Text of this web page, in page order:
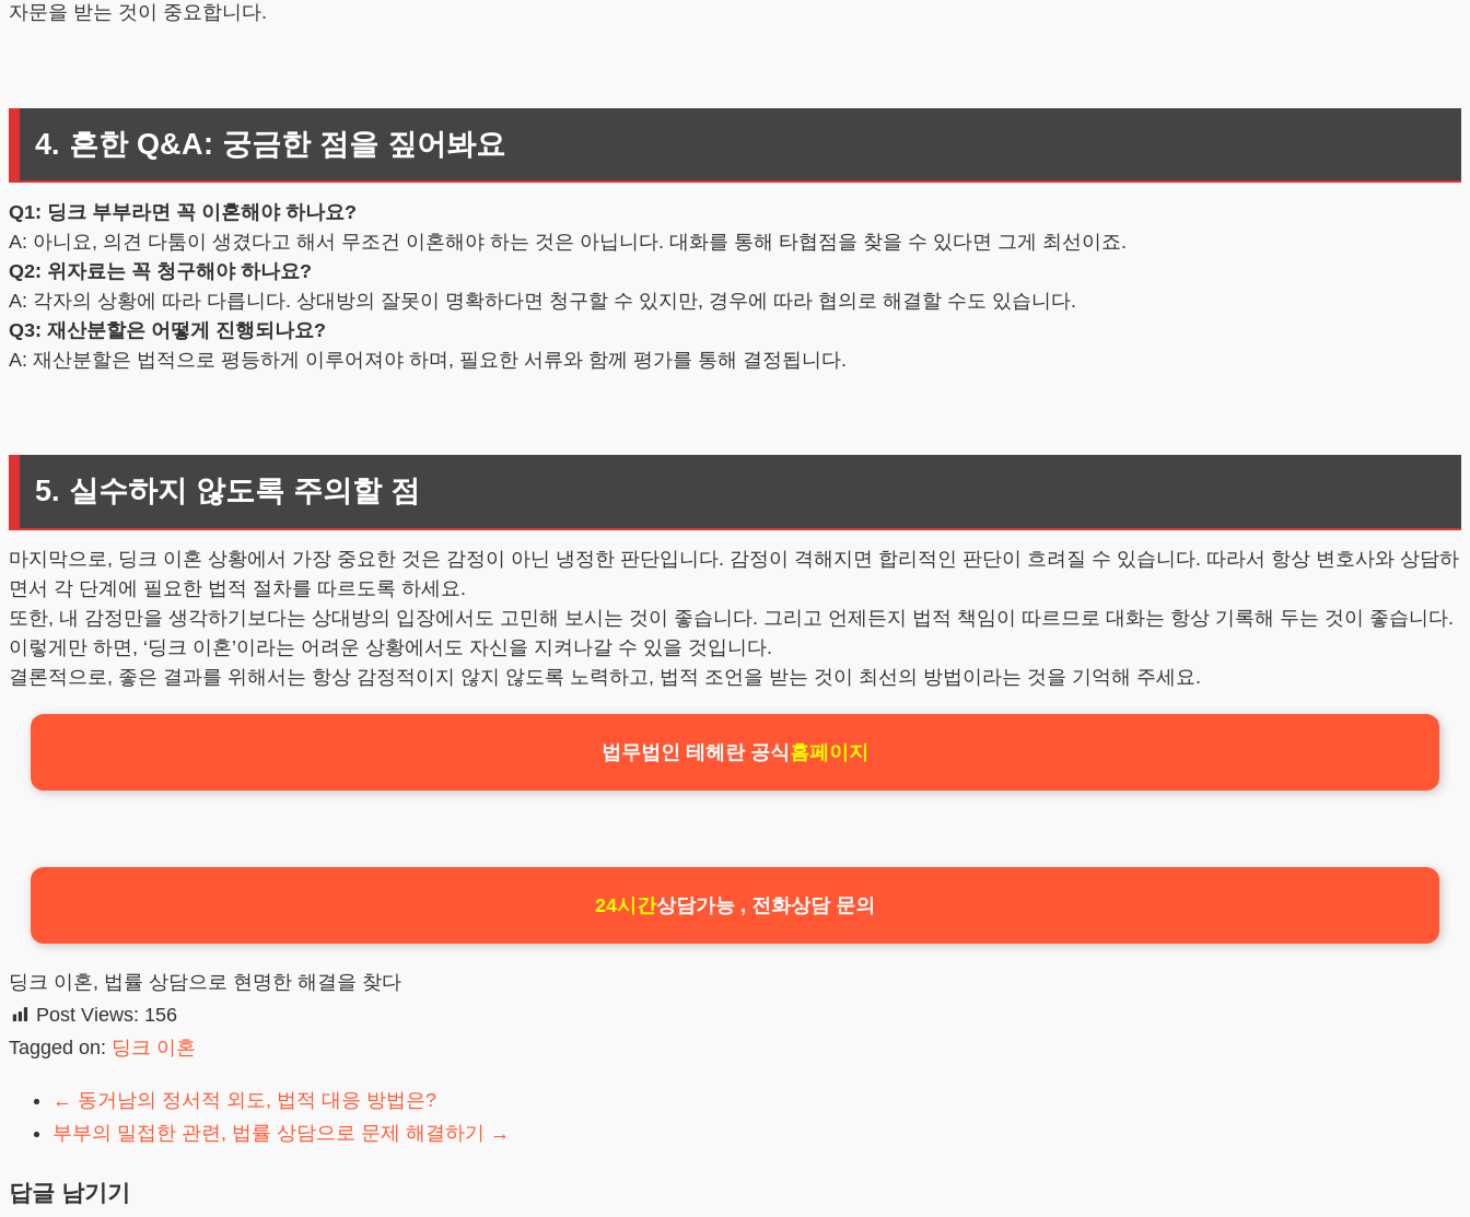
자문을 받는 것이 중요합니다.
4. 흔한 Q&A: 궁금한 점을 짚어봐요
Q1: 딩크 부부라면 꼭 이혼해야 하나요?
A: 아니요, 의견 다툼이 생겼다고 해서 무조건 이혼해야 하는 것은 아닙니다. 대화를 통해 타협점을 찾을 수 있다면 그게 최선이죠.
Q2: 위자료는 꼭 청구해야 하나요?
A: 각자의 상황에 따라 다릅니다. 상대방의 잘못이 명확하다면 청구할 수 있지만, 경우에 따라 협의로 해결할 수도 있습니다.
Q3: 재산분할은 어떻게 진행되나요?
A: 재산분할은 법적으로 평등하게 이루어져야 하며, 필요한 서류와 함께 평가를 통해 결정됩니다.
5. 실수하지 않도록 주의할 점
마지막으로, 딩크 이혼 상황에서 가장 중요한 것은 감정이 아닌 냉정한 판단입니다. 감정이 격해지면 합리적인 판단이 흐려질 수 있습니다. 따라서 항상 변호사와 상담하
면서 각 단계에 필요한 법적 절차를 따르도록 하세요.
또한, 내 감정만을 생각하기보다는 상대방의 입장에서도 고민해 보시는 것이 좋습니다. 그리고 언제든지 법적 책임이 따르므로 대화는 항상 기록해 두는 것이 좋습니다.
이렇게만 하면, ‘딩크 이혼’이라는 어려운 상황에서도 자신을 지켜나갈 수 있을 것입니다.
결론적으로, 좋은 결과를 위해서는 항상 감정적이지 않지 않도록 노력하고, 법적 조언을 받는 것이 최선의 방법이라는 것을 기억해 주세요.
법무법인 테헤란 공식홈페이지
24시간상담가능 , 전화상담 문의
딩크 이혼, 법률 상담으로 현명한 해결을 찾다
Post Views: 156
Tagged on: 딩크 이혼
← 동거남의 정서적 외도, 법적 대응 방법은?
부부의 밀접한 관련, 법률 상담으로 문제 해결하기
→
답글 남기기